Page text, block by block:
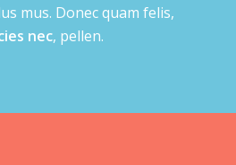
mus. Donec quam felis,
nec, pellen.